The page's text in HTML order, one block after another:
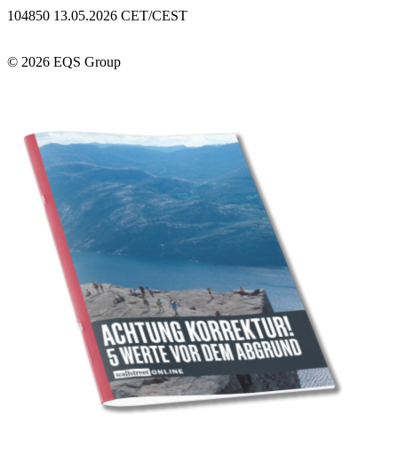
104850 13.05.2026 CET/CEST
© 2026 EQS Group